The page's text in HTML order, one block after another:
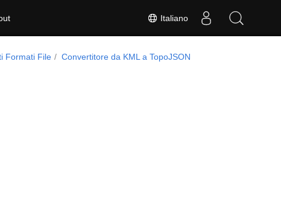
Italiano
Formati File Convertitore da KML a TopoJSON